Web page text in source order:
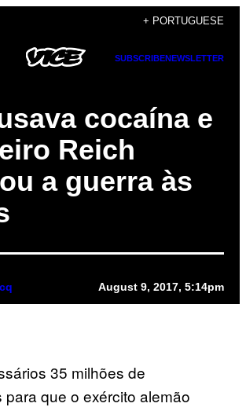
+ PORTUGUESE
SUBSCRIBENEWSLETTER
cocaína e
Reich
a guerra às
August 9, 2017, 5:14pm
35 milhões de
para que o exército alemão